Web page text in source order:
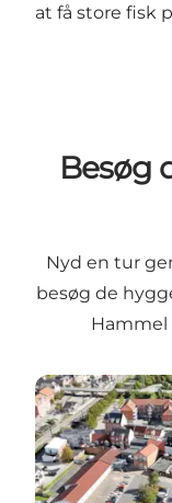
at få store fisk
Besøg
Nyd en tur
besøg de
Hammel
Hadsten - en